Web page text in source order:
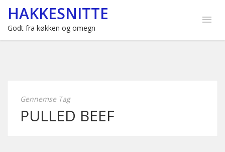
HAKKESNITTE
Godt fra køkken og omegn
Gennemse Tag
PULLED BEEF